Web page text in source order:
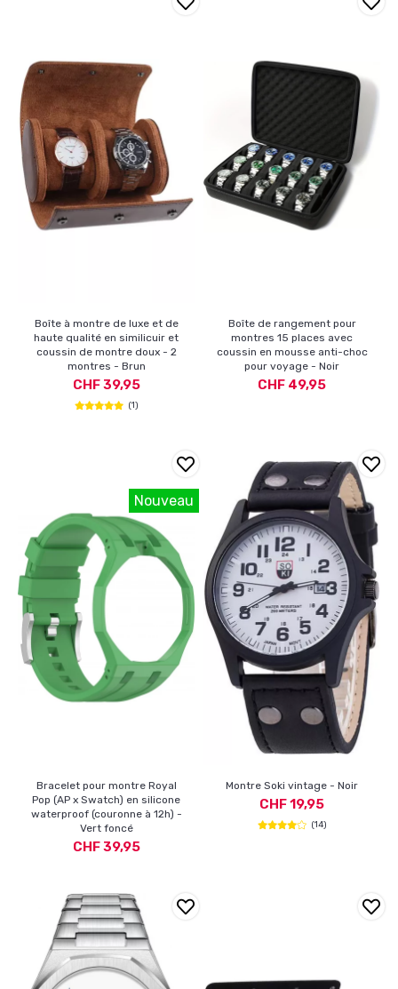
Boîte à montre de luxe et de
haute qualité en similicuir et
coussin de montre doux - 2
montres - Brun
CHF 39,95
(1)
Boîte de rangement pour
montres 15 places avec
coussin en mousse anti-choc
pour voyage - Noir
CHF 49,95
Bracelet pour montre Royal
Pop (AP x Swatch) en silicone
waterproof (couronne à 12h) -
Vert foncé
CHF 39,95
Nouveau
Montre Soki vintage - Noir
CHF 19,95
(14)